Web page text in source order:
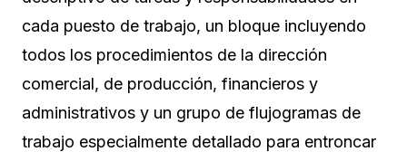
cada puesto de trabajo, un bloque incluyendo
todos los procedimientos de la dirección
comercial, de producción, financieros y
administrativos y un grupo de flujogramas de
trabajo especialmente detallado para entroncar